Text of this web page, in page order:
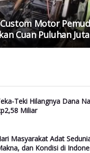
Motor
Cuan Puluhan
Teki Hilangnya Dana
Miliar
Masyarakat Adat
dan Kondisi di